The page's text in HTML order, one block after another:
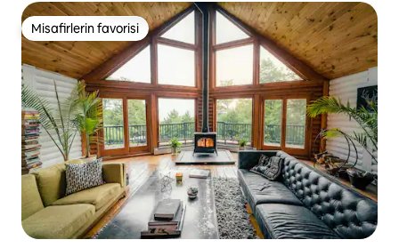
Misafirlerin favorisi
Misafirlerin favorisi